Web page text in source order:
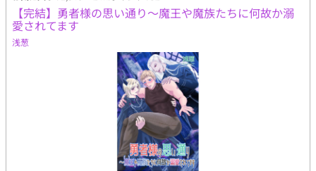
【完結】勇者様の思い通り～魔王や魔族たちに何故か溺
愛されてます
浅葱